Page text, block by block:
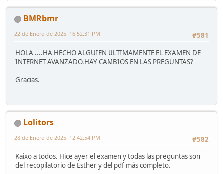
BMRbmr
#581
22 de Enero de 2025, 16:52:31 PM
HOLA ....HA HECHO ALGUIEN ULTIMAMENTE EL EXAMEN DE
INTERNET AVANZADO.HAY CAMBIOS EN LAS PREGUNTAS?
Gracias.
Lolitors
#582
28 de Enero de 2025, 12:42:54 PM
Kaixo a todos. Hice ayer el examen y todas las preguntas son
del recopilatorio de Esther y del pdf más completo.